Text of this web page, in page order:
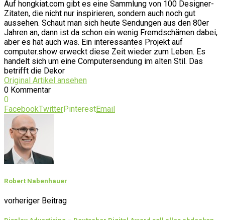
Auf hongkiat.com gibt es eine Sammlung von 100 Designer-
Zitaten, die nicht nur inspirieren, sondern auch noch gut
aussehen. Schaut man sich heute Sendungen aus den 80er
Jahren an, dann ist da schon ein wenig Fremdschämen dabei,
aber es hat auch was. Ein interessantes Projekt auf
computer.show erweckt diese Zeit wieder zum Leben. Es
handelt sich um eine Computersendung im alten Stil. Das
betrifft die Dekor
Original Artikel ansehen
0 Kommentar
0
FacebookTwitterPinterestEmail
Robert Nabenhauer
vorheriger Beitrag